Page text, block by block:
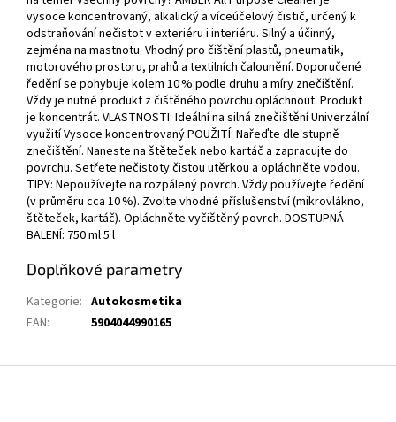
vysoce koncentrovaný, alkalický a víceúčelový čistič, určený k
odstraňování nečistot v exteriéru i interiéru. Silný a účinný,
zejména na mastnotu. Vhodný pro čištění plastů, pneumatik,
motorového prostoru, prahů a textilních čalounění. Doporučené
ředění se pohybuje kolem 10 % podle druhu a míry znečištění.
Vždy je nutné produkt z čištěného povrchu opláchnout. Produkt
je koncentrát. VLASTNOSTI: Ideální na silná znečištění Univerzální
využití Vysoce koncentrovaný POUŽITÍ: Nařeďte dle stupně
znečištění. Naneste na štěteček nebo kartáč a zapracujte do
povrchu. Setřete nečistoty čistou utěrkou a opláchněte vodou.
TIPY: Nepoužívejte na rozpálený povrch. Vždy používejte ředění
(v průměru cca 10 %). Zvolte vhodné příslušenství (mikrovlákno,
štěteček, kartáč). Opláchněte vyčištěný povrch. DOSTUPNÁ
BALENÍ: 750 ml 5 l
Doplňkové parametry
Kategorie: Autokosmetika
EAN: 5904044990165